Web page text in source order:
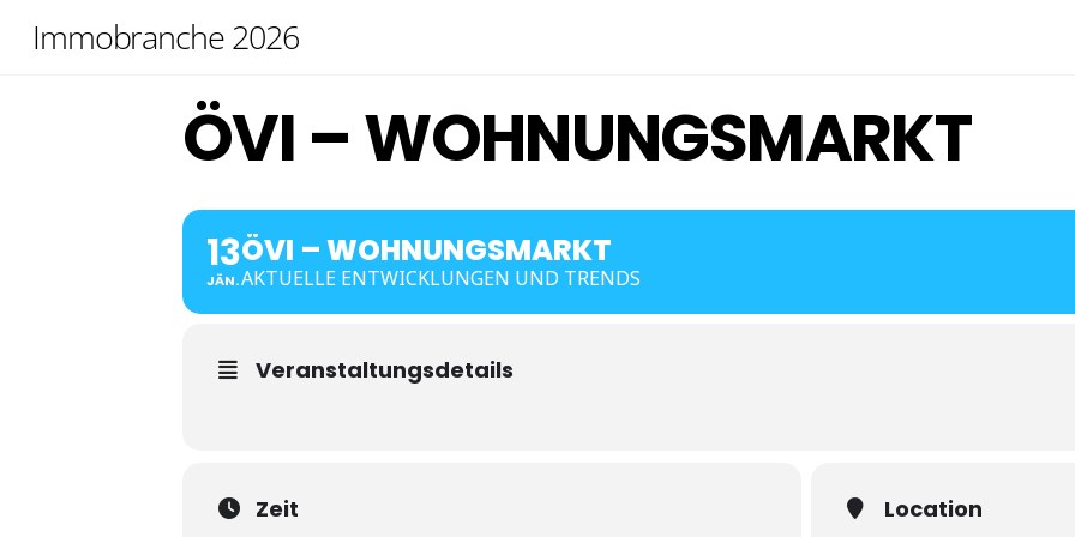
Immobranche 2026
ÖVI – WOHNUNGSMARKT
13
JÄN.
ÖVI – WOHNUNGSMARKT
AKTUELLE ENTWICKLUNGEN UND TRENDS
Veranstaltungsdetails
Zeit Location